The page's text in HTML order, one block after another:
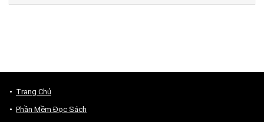
Trang Chủ
Phần Mềm Đọc Sách